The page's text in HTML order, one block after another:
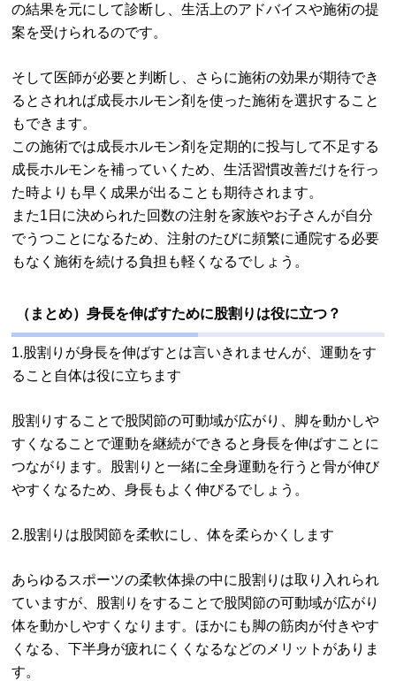
の結果を元にして診断し、生活上のアドバイスや施術の提
案を受けられるのです。
そして医師が必要と判断し、さらに施術の効果が期待でき
るとされれば成長ホルモン剤を使った施術を選択すること
もできます。
この施術では成長ホルモン剤を定期的に投与して不足する
成長ホルモンを補っていくため、生活習慣改善だけを行っ
た時よりも早く成果が出ることも期待されます。
また1日に決められた回数の注射を家族やお子さんが自分
でうつことになるため、注射のたびに頻繁に通院する必要
もなく施術を続ける負担も軽くなるでしょう。
（まとめ）身長を伸ばすために股割りは役に立つ？
1.股割りが身長を伸ばすとは言いきれませんが、運動をす
ること自体は役に立ちます
股割りすることで股関節の可動域が広がり、脚を動かしや
すくなることで運動を継続ができると身長を伸ばすことに
つながります。股割りと一緒に全身運動を行うと骨が伸び
やすくなるため、身長もよく伸びるでしょう。
2.股割りは股関節を柔軟にし、体を柔らかくします
あらゆるスポーツの柔軟体操の中に股割りは取り入れられ
ていますが、股割りをすることで股関節の可動域が広がり
体を動かしやすくなります。ほかにも脚の筋肉が付きやす
くなる、下半身が疲れにくくなるなどのメリットがありま
す。